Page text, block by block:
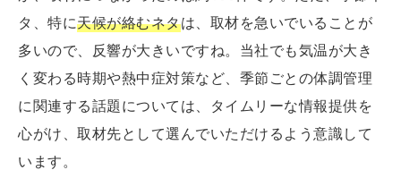
タ、特に天候が絡むネタは、取材を急いでいることが
多いので、反響が大きいですね。当社でも気温が大き
く変わる時期や熱中症対策など、季節ごとの体調管理
に関連する話題については、タイムリーな情報提供を
心がけ、取材先として選んでいただけるよう意識して
います。